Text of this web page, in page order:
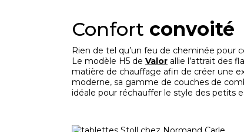
Confort convoité
Rien de tel qu’un feu de cheminée pour
Le modèle H5 de Valor allie l’attrait des
matière de chauffage afin de créer une
moderne, sa gamme de couches de
idéale pour réchauffer le style des petits